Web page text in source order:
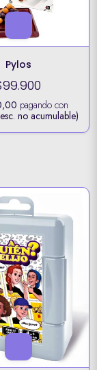
Pylos
pagando con
no acumulable)